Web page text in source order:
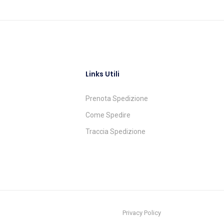
Links Utili
Prenota Spedizione
Come Spedire
Traccia Spedizione
Privacy Policy